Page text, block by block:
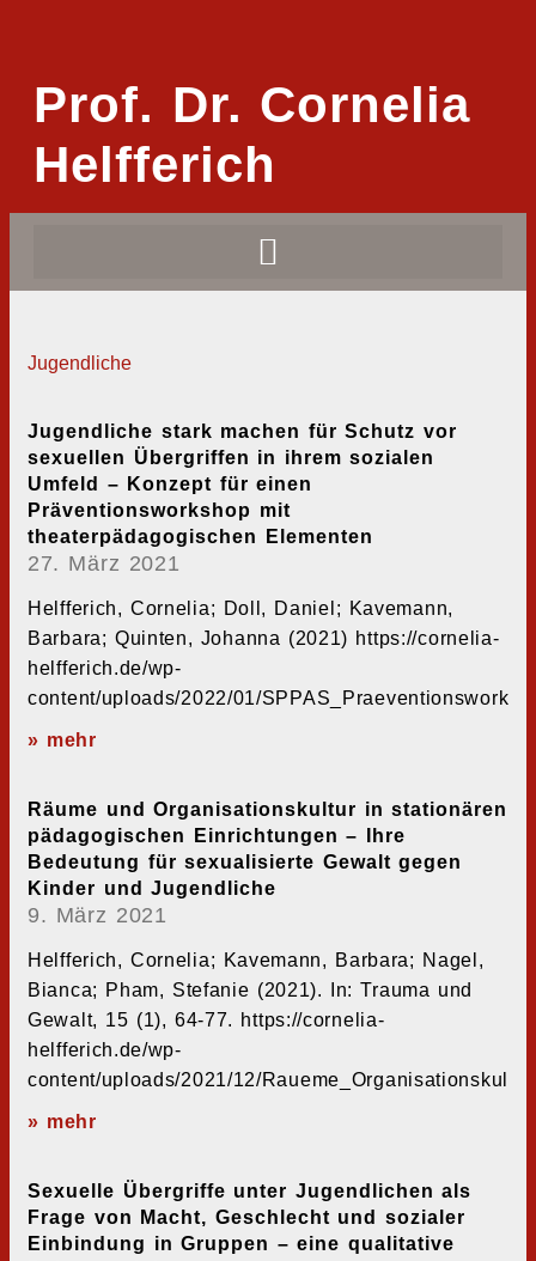
Prof. Dr. Cornelia
Helfferich
Jugendliche
Jugendliche stark machen für Schutz vor
sexuellen Übergriffen in ihrem sozialen
Umfeld – Konzept für einen
Präventionsworkshop mit
theaterpädagogischen Elementen
27. März 2021
Helfferich, Cornelia; Doll, Daniel; Kavemann,
Barbara; Quinten, Johanna (2021) https://cornelia-
helfferich.de/wp-
content/uploads/2022/01/
» mehr
Räume und Organisationskultur in stationären
pädagogischen Einrichtungen – Ihre
Bedeutung für sexualisierte Gewalt gegen
Kinder und Jugendliche
9. März 2021
Helfferich, Cornelia; Kavemann, Barbara; Nagel,
Bianca; Pham, Stefanie (2021). In: Trauma und
Gewalt, 15 (1), 64-77. https://cornelia-
helfferich.de/wp-
content/uploads/2021/12/
» mehr
Sexuelle Übergriffe unter Jugendlichen als
Frage von Macht, Geschlecht und sozialer
Einbindung in Gruppen – eine qualitative